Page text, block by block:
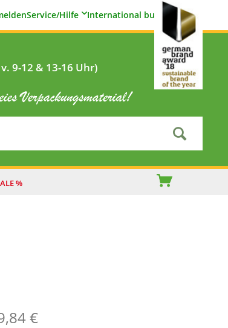
Service/Hilfe International buyers
9-12 & 13-16 Uhr)
%
€